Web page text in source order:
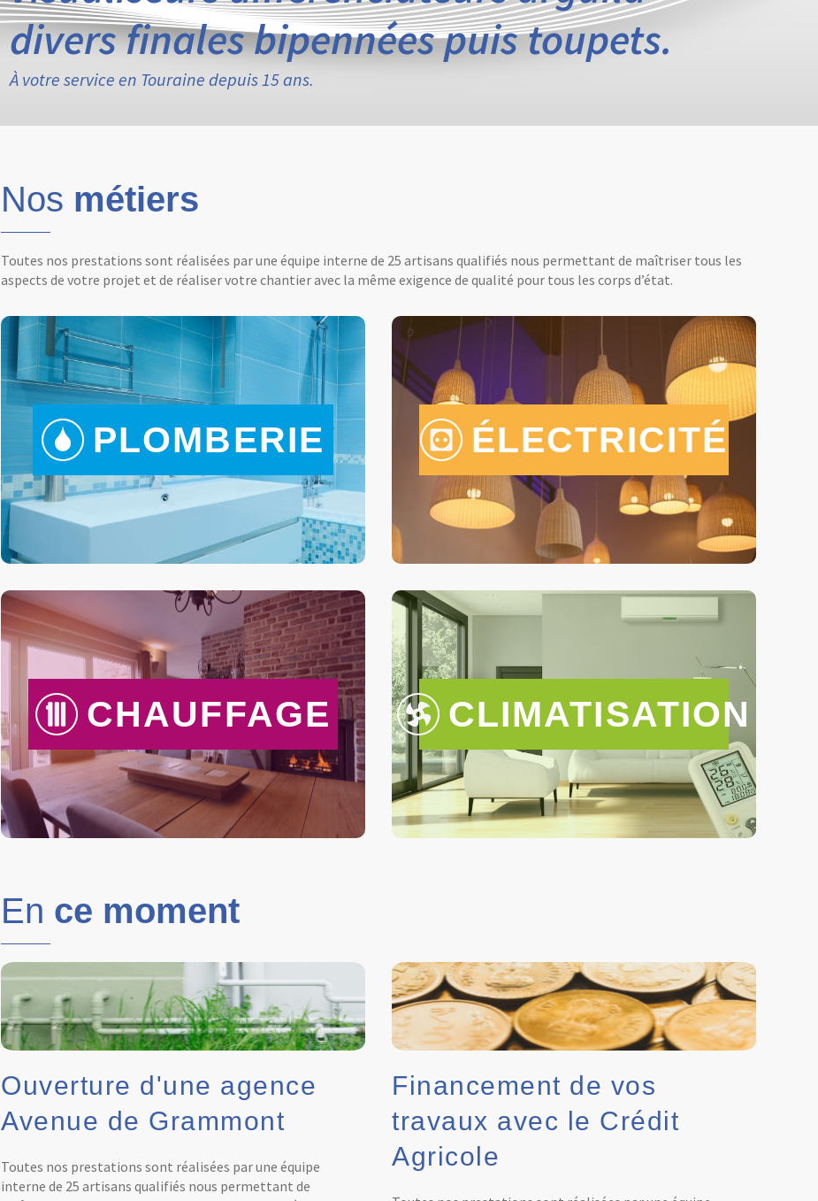
divers finales bipennées puis toupets.
À votre service en Touraine depuis 15 ans.
Nos métiers
Toutes nos prestations sont réalisées par une équipe interne de 25 artisans qualifiés nous permettant de maîtriser tous les
aspects de votre projet et de réaliser votre chantier avec la même exigence de qualité pour tous les corps d’état.
PLOMBERIE ÉLECTRICITÉ
CHAUFFAGE CLIMATISATION
En ce moment
Ouverture d'une agence
Avenue de Grammont
Toutes nos prestations sont réalisées par une équipe
interne de 25 artisans qualifiés nous permettant de
Financement de vos
travaux avec le Crédit
Agricole